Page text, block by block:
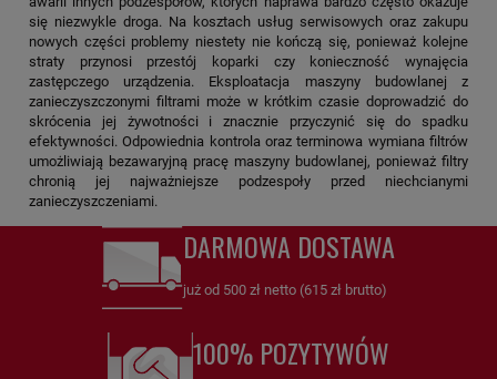
się niezwykle droga. Na kosztach usług serwisowych oraz zakupu
nowych części problemy niestety nie kończą się, ponieważ kolejne
straty przynosi przestój koparki czy konieczność wynajęcia
zastępczego urządzenia. Eksploatacja maszyny budowlanej z
zanieczyszczonymi filtrami może w krótkim czasie doprowadzić do
skrócenia jej żywotności i znacznie przyczynić się do spadku
efektywności. Odpowiednia kontrola oraz terminowa wymiana filtrów
umożliwiają bezawaryjną pracę maszyny budowlanej, ponieważ filtry
chronią jej najważniejsze podzespoły przed niechcianymi
zanieczyszczeniami.
DARMOWA DOSTAWA
już od 500 zł netto (615 zł brutto)
100% POZYTYWÓW